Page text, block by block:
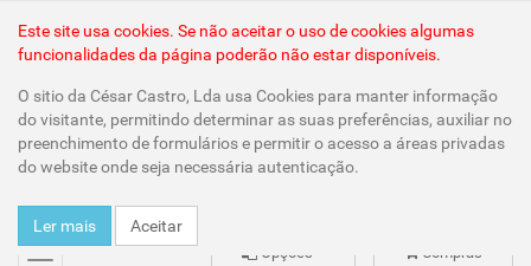
mudar Compras
Opções
Este site usa cookies. Se não aceitar o uso de cookies algumas
funcionalidades da página poderão não estar disponíveis.
O sitio da César Castro, Lda usa Cookies para manter informação
do visitante, permitindo determinar as suas preferências, auxiliar no
preenchimento de formulários e permitir o acesso a áreas privadas
do website onde seja necessária autenticação.
Ler mais Aceitar